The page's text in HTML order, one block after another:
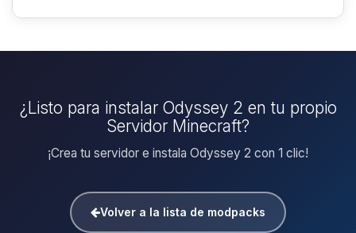
¿Listo para instalar Odyssey 2 en tu propio
Servidor Minecraft?
¡Crea tu servidor e instala Odyssey 2 con 1 clic!
Volver a la lista de modpacks